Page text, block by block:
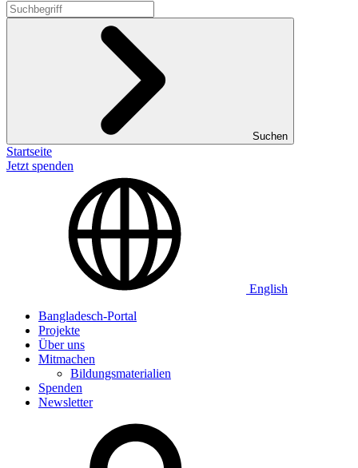
Suchen
Startseite
Jetzt spenden
English
Bangladesch-Portal
Projekte
Über uns
Mitmachen
Bildungsmaterialien
Spenden
Newsletter